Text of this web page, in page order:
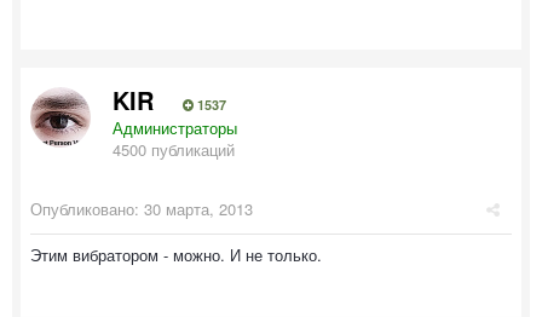
KIR 1537
Администраторы
4500 публикаций
Опубликовано: 30 марта, 2013
Этим вибратором - можно. И не только.